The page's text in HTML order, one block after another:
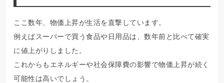
ここ数年、物価上昇が生活を直撃しています。
例えばスーパーで買う食品や日用品は、数年前と比べて確実
に値上がりしました。
これからもエネルギーや社会保障費の影響で物価上昇が続く
可能性は高いでしょう。